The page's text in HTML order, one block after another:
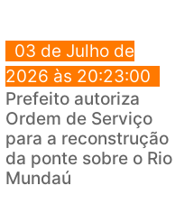
03 de Julho de
2026 às 20:23:00
Prefeito autoriza
Ordem de Serviço
para a reconstrução
da ponte sobre o Rio
Mundaú